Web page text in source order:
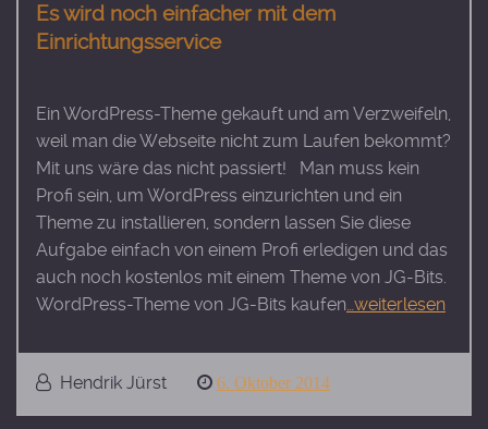
Es wird noch einfacher mit dem
Einrichtungsservice
Ein WordPress-Theme gekauft und am Verzweifeln,
weil man die Webseite nicht zum Laufen bekommt?
Mit uns wäre das nicht passiert! Man muss kein
Profi sein, um WordPress einzurichten und ein
Theme zu installieren, sondern lassen Sie diese
Aufgabe einfach von einem Profi erledigen und das
auch noch kostenlos mit einem Theme von JG-Bits.
WordPress-Theme von JG-Bits kaufen…weiterlesen
Hendrik Jürst
Posted
6. Oktober 2014